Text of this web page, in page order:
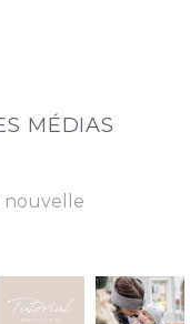
MÉDIAS
nouvelle